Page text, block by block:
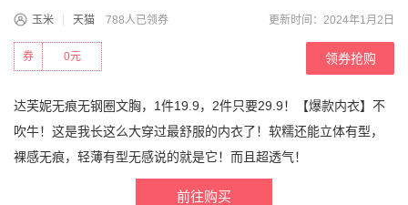
玉米 天猫 788人已领券 更新时间：2024年1月2日
0元
券 领券抢购
达芙妮无痕无钢圈文胸，1件19.9，2件只要29.9！【爆款内衣】不
吹牛！这是我长这么大穿过最舒服的内衣了！软糯还能立体有型，
裸感无痕，轻薄有型无感说的就是它！而且超透气！
前往购买